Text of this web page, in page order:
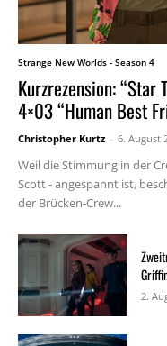
Strange New Worlds - Season 4
Kurzrezension: “Star
4×03 “Human Best
Christopher Kurtz - 6. August
Weil die Stimmung in der
Scott - angespannt ist,
der Brücken-Crew...
2.